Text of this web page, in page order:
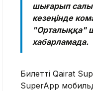
шығарып
кезеңінде
"Орталыққа"
хабарламада.
Билетті Qairat
SuperApp